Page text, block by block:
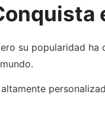
su popularidad